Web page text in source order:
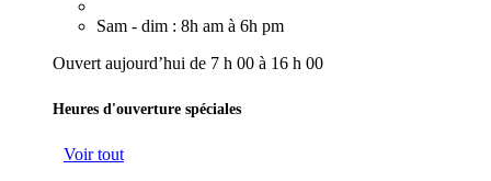
Sam - dim : 8h am à 6h pm
Ouvert aujourd’hui de 7 h 00 à 16 h 00
Heures d'ouverture spéciales
Voir tout